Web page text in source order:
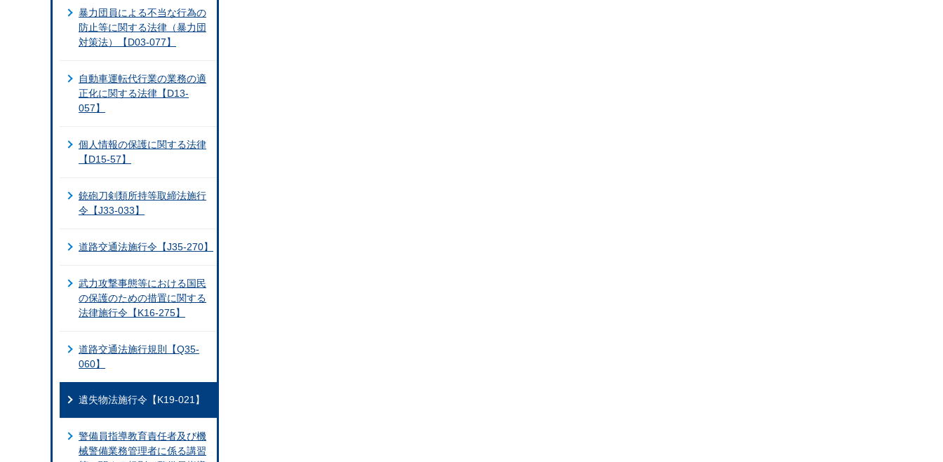
暴力団員による不当な行為の
防止等に関する法律（暴力団
対策法）【D03-077】
自動車運転代行業の業務の適
正化に関する法律【D13-
057】
個人情報の保護に関する法律
【D15-57】
銃砲刀剣類所持等取締法施行
令【J33-033】
道路交通法施行令【J35-270】
武力攻撃事態等における国民
の保護のための措置に関する
法律施行令【K16-275】
道路交通法施行規則【Q35-
060】
遺失物法施行令【K19-021】
警備員指導教育責任者及び機
械警備業務管理者に係る講習